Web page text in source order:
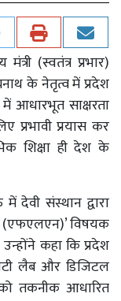
(स्वतंत्र प्रभार)
के नेतृत्व में प्रदेश
आधारभूत साक्षरता
प्रयास कर
शिक्षा ही देश के
देवी संस्थान द्वारा
(एफएलएन)’ विषयक
कहा कि प्रदेश
लैब और डिजिटल
तकनीक आधारित